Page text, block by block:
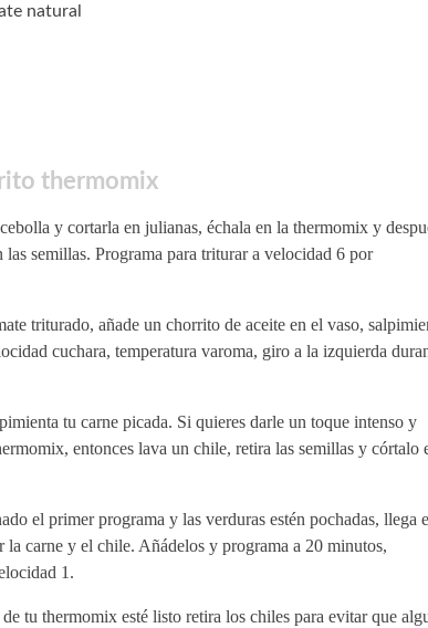
natural
thermomix
y cortarla en julianas, échala en la thermomix y
las semillas. Programa para triturar a velocidad 6 por
triturado, añade un chorrito de aceite en el vaso,
cuchara, temperatura varoma, giro a la izquierda
tu carne picada. Si quieres darle un toque intenso y
entonces lava un chile, retira las semillas y córtalo
el primer programa y las verduras estén pochadas, llega
la carne y el chile. Añádelos y programa a 20 minutos,
1.
tu thermomix esté listo retira los chiles para evitar que